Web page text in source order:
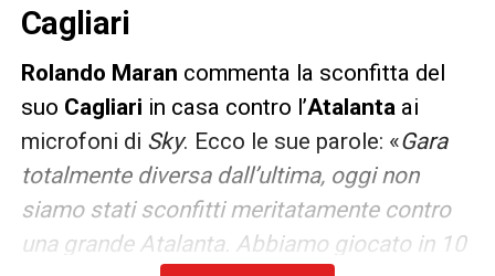
Cagliari
Rolando Maran commenta la sconfitta del
suo Cagliari in casa contro l’Atalantaai
microfoni di Sky. Ecco le sue parole: «Gara
totalmente diversa dall’ultima, oggi non
siamo stati sconfitti meritatamente contro
una grande Atalanta. Abbiamo giocato in 10